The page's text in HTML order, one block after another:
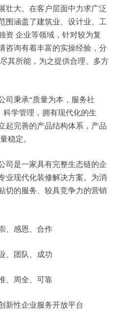
壮大。在客户层面中力求广泛
围涵盖了建筑业、设计业、工
资 企业等领域，针对较为复
咨询有着丰富的实操经验，分
其所能，为之提供合理、多方
司秉承“质量为本，服务社
科学管理，拥有现代化的生
起完善的产品结构体系，产品
稳定。
司是一家具有完整生态链的企
业现代化装修解决方案。为消
切的服务、较具竞争力的营销
、感恩、合作
、团队、成功
、周全、可靠
新性企业服务开放平台